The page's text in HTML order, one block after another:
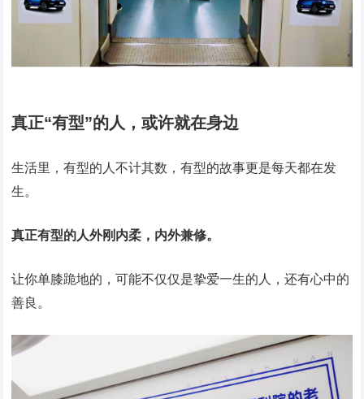
真正“有型”的人，或许就在身边
生活里，有型的人不计其数，有型的故事更是每天都在发
生。
真正有型的人外刚内柔，内外兼修。
让你单膝跪地的，可能不仅仅是挚爱一生的人，还有心中的
善良。